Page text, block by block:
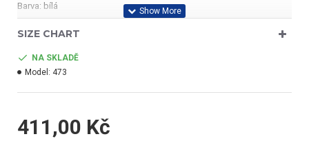
Barva: bílá
Profil: ISSO OE 33 x 9
Druh uchycení: univerzální pružina
Jednoduchá instalace bez zásahu do okenního rámu.
Tato síť pasuje na všechny profily oken díky univerzálnímu uchycení.
SIZE CHART
NA SKLADĚ
Model: 473
411,00 Kč